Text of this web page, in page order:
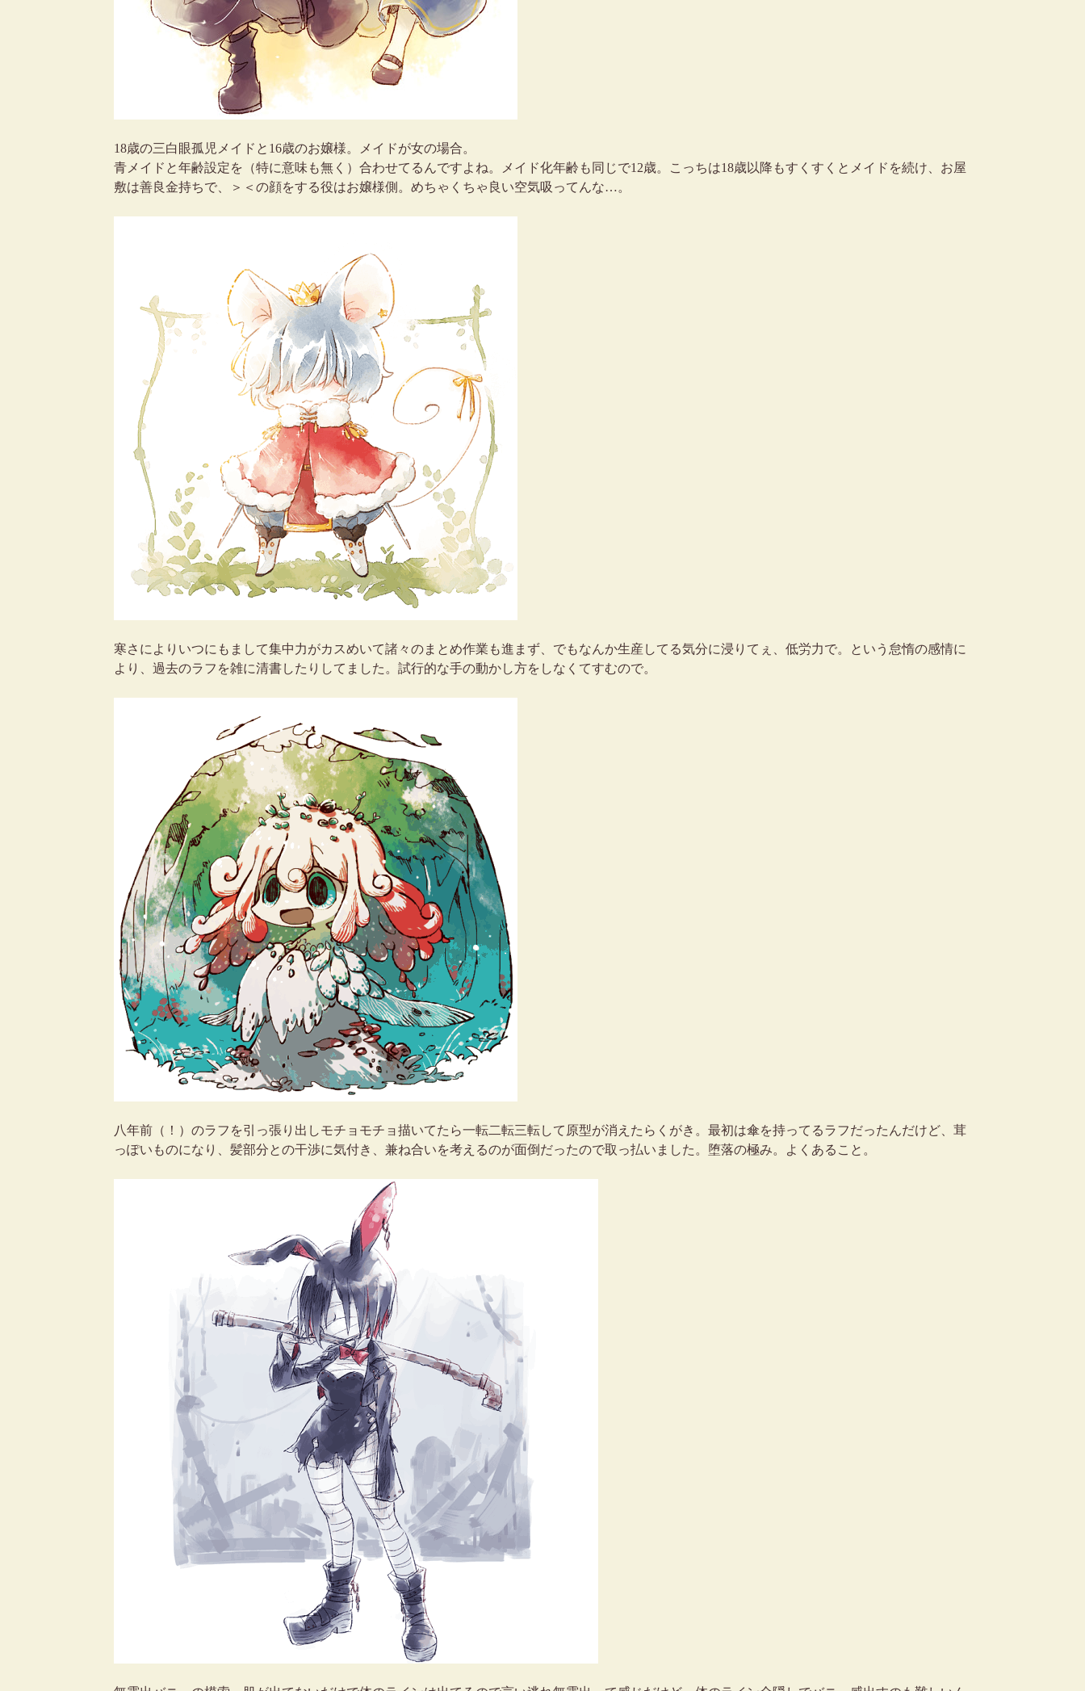
18歳の三白眼孤児メイドと16歳のお嬢様。メイドが女の場合。
青メイドと年齢設定を（特に意味も無く）合わせてるんですよね。メイド化年齢も同じで12歳。こっちは18歳以降もすくすくとメイドを続け、お屋
敷は善良金持ちで、＞＜の顔をする役はお嬢様側。めちゃくちゃ良い空気吸ってんな…。
寒さによりいつにもまして集中力がカスめいて諸々のまとめ作業も進まず、でもなんか生産してる気分に浸りてぇ、低労力で。という怠惰の感情に
より、過去のラフを雑に清書したりしてました。試行的な手の動かし方をしなくてすむので。
八年前（！）のラフを引っ張り出しモチョモチョ描いてたら一転二転三転して原型が消えたらくがき。最初は傘を持ってるラフだったんだけど、茸
っぽいものになり、髪部分との干渉に気付き、兼ね合いを考えるのが面倒だったので取っ払いました。堕落の極み。よくあること。